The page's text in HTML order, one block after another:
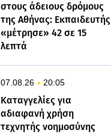
στους άδειους δρόμους
της Αθήνας: Εκπαιδευτής
«μέτρησε» 42 σε 15
λεπτά
07.08.26 20:05
Καταγγελίες για
αδιαφανή χρήση
τεχνητής νοημοσύνης